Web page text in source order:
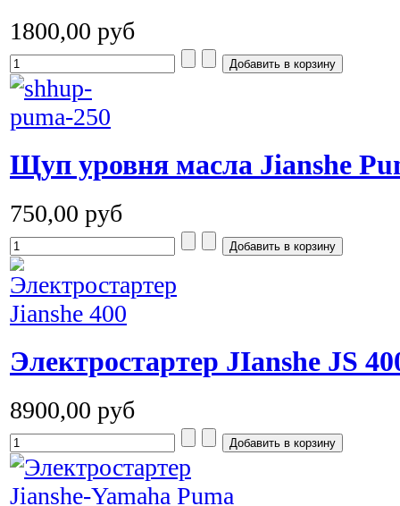
1800,00 руб
Щуп уровня масла Jianshe
750,00 руб
Электростартер JIanshe JS
8900,00 руб